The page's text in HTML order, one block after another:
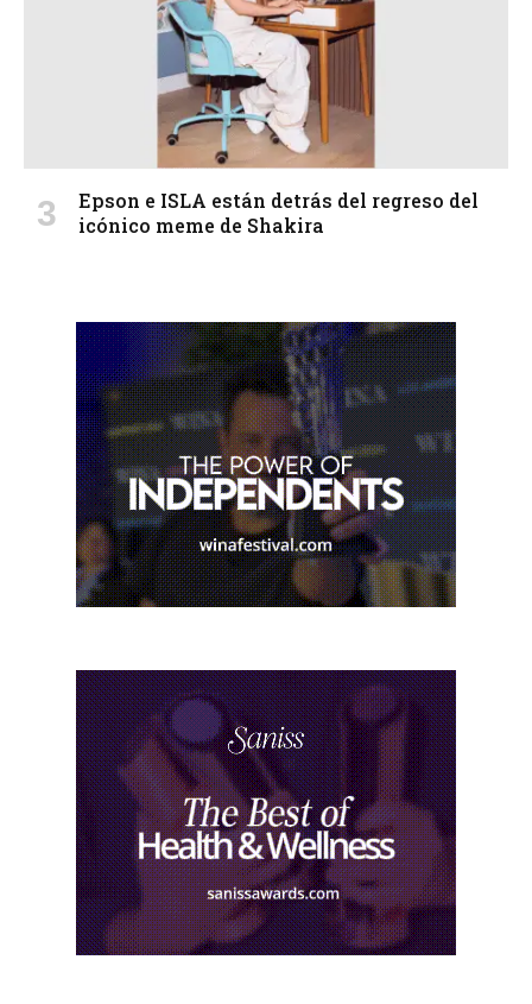
Epson e ISLA están detrás del regreso del
icónico meme de Shakira